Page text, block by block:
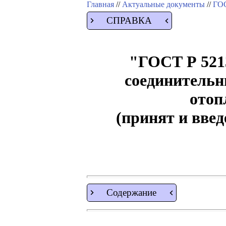
Главная // Актуальные документы //
СПРАВКА
"ГОСТ Р
(принят и
Содержание